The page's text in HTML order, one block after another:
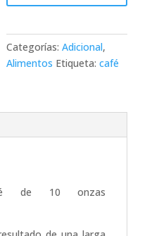
Categorías:Adicional,
Alimentos Etiqueta:café
de 10 onzas